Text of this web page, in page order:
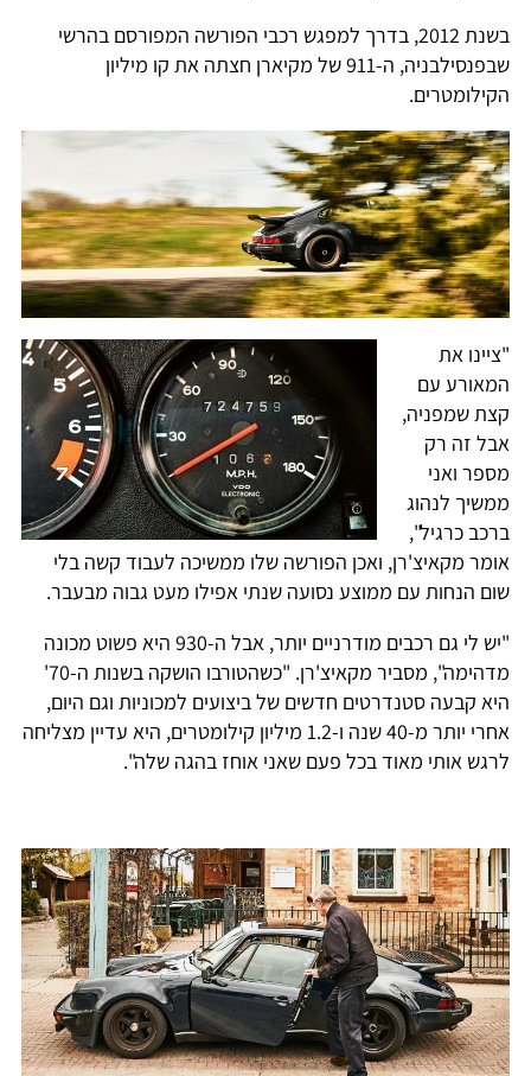
בשנת 2012, בדרך למפגש רכבי הפורשה המפורסם בהרשי
שבפנסילבניה, ה-911 של מקיארן חצתה את קו מיליון
הקילומטרים.
"ציינו את
המאורע עם
קצת שמפניה,
אבל זה רק
מספר ואני
ממשיך לנהוג
ברכב כרגיל",
אומר מקאיצ'רן, ואכן הפורשה שלו ממשיכה לעבוד קשה בלי
שום הנחות עם ממוצע נסועה שנתי אפילו מעט גבוה מבעבר.
"יש לי גם רכבים מודרניים יותר, אבל ה-930 היא פשוט מכונה
מדהימה", מסביר מקאיצ'רן. "כשהטורבו הושקה בשנות ה-70'
היא קבעה סטנדרטים חדשים של ביצועים למכוניות וגם היום,
אחרי יותר מ-40 שנה ו-1.2 מיליון קילומטרים, היא עדיין מצליחה
לרגש אותי מאוד בכל פעם שאני אוחז בהגה שלה".